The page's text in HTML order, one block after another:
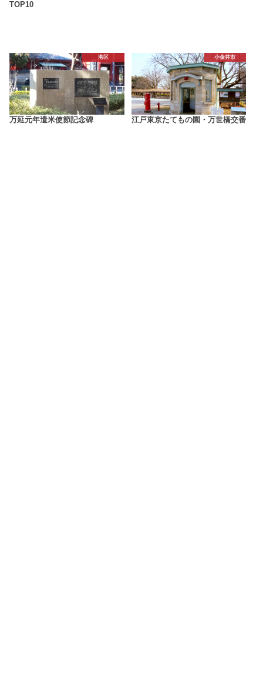
TOP10
港区
万延元年遣米使節記念碑
小金井市
江戸東京たてもの園・万世橋交番